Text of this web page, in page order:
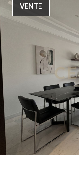
VENTE